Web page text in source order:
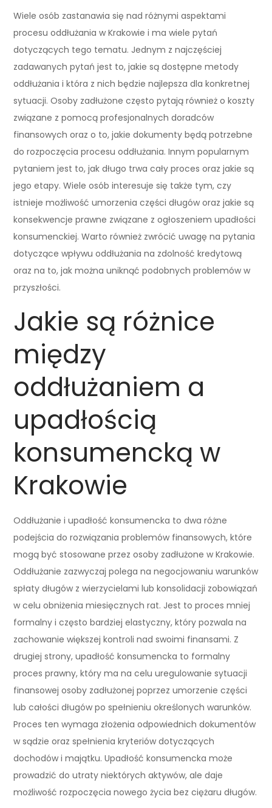
Wiele osób zastanawia się nad różnymi aspektami
procesu oddłużania w Krakowie i ma wiele pytań
dotyczących tego tematu. Jednym z najczęściej
zadawanych pytań jest to, jakie są dostępne metody
oddłużania i która z nich będzie najlepsza dla konkretnej
sytuacji. Osoby zadłużone często pytają również o koszty
związane z pomocą profesjonalnych doradców
finansowych oraz o to, jakie dokumenty będą potrzebne
do rozpoczęcia procesu oddłużania. Innym popularnym
pytaniem jest to, jak długo trwa cały proces oraz jakie są
jego etapy. Wiele osób interesuje się także tym, czy
istnieje możliwość umorzenia części długów oraz jakie są
konsekwencje prawne związane z ogłoszeniem upadłości
konsumenckiej. Warto również zwrócić uwagę na pytania
dotyczące wpływu oddłużania na zdolność kredytową
oraz na to, jak można uniknąć podobnych problemów w
przyszłości.
Jakie są różnice
między
oddłużaniem a
upadłością
konsumencką w
Krakowie
Oddłużanie i upadłość konsumencka to dwa różne
podejścia do rozwiązania problemów finansowych, które
mogą być stosowane przez osoby zadłużone w Krakowie.
Oddłużanie zazwyczaj polega na negocjowaniu warunków
spłaty długów z wierzycielami lub konsolidacji zobowiązań
w celu obniżenia miesięcznych rat. Jest to proces mniej
formalny i często bardziej elastyczny, który pozwala na
zachowanie większej kontroli nad swoimi finansami. Z
drugiej strony, upadłość konsumencka to formalny
proces prawny, który ma na celu uregulowanie sytuacji
finansowej osoby zadłużonej poprzez umorzenie części
lub całości długów po spełnieniu określonych warunków.
Proces ten wymaga złożenia odpowiednich dokumentów
w sądzie oraz spełnienia kryteriów dotyczących
dochodów i majątku. Upadłość konsumencka może
prowadzić do utraty niektórych aktywów, ale daje
możliwość rozpoczęcia nowego życia bez ciężaru długów.